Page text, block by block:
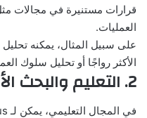
قرارات مستنيرة في مجالات
العمليات.
على سبيل المثال، يمكنه تحليل
الأكثر رواجًا أو تحليل سلوك
2. التعليم والبحث الأكاديمي